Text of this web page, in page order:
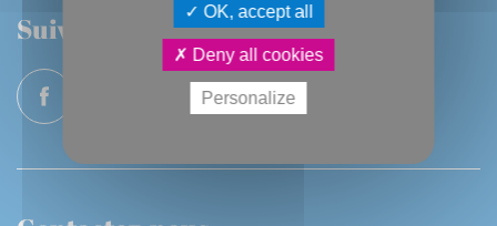
Suivez-nous OK, accept all
Deny all cookies
Personalize